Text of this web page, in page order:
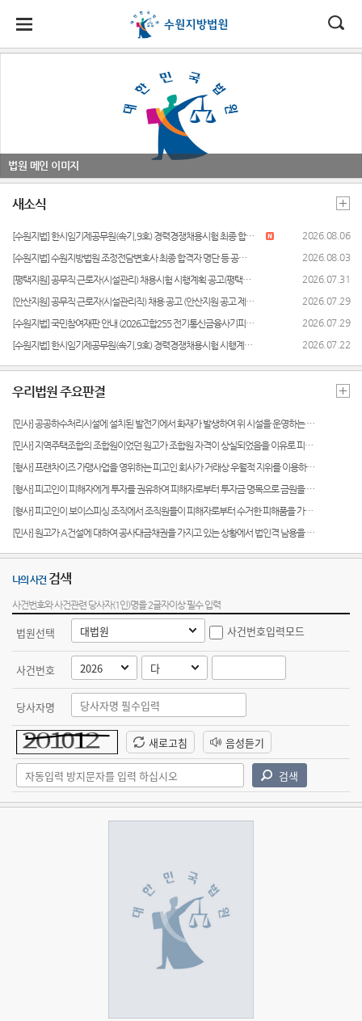
인사말
전화번
호
재판개
정 및
내
역
원
등기과/
소
청사안
내
보안검
색
찾아오
시는길
원
원
평택지
원
안산지
원
안양지
원
우리법
원 주요
스
사이버
홍보관
법원게
시판
Club
행정예
합적 사
법
지원 -
사법접
근센터
민원안
내
자주묻
는질문
유관기
관안내
민사조
조절차
생활 속
의 계약
서
첨부서
류
재판기
록열람
복사예
약
판결서
공신청
판결서
열람
각급법
원안내
칭찬합
여 재판
안내
법원견
학
정보공
개
부조리
신고센
온라인
방청 신
청
증인지
원관 제
청렴(부
패방지)
관련 제
도
법원 메인 이미지
새소식
[수원지법] 한시임기제공무원(속기,9호) 경력경쟁채용시험 최종 합격자 발표 공고(수원지방법원 공고 제2026-15호)
2026.08.06
[수원지법] 수원지방법원 조정전담변호사 최종 합격자 명단 등 공고(안) (수원지방법원 공고 제2026-12호)
2026.08.03
[평택지원] 공무직 근로자(시설관리) 채용시험 시행계획 공고(평택지원 2026-2호)
2026.07.31
[안산지원] 공무직 근로자(시설관리직) 채용 공고 (안산지원 공고 제2026-5호)
2026.07.29
[수원지법] 국민참여재판 안내 (2026고합255 전기통신금융사기피해방지및피해금환급에관한특별법위반)
2026.07.29
[수원지법] 한시임기제공무원(속기,9호) 경력경쟁채용시험 시행계획 공고(수원지방법원 공고 제2026 - 11호)
2026.07.22
우리법원 주요판결
[민사] 공공하수처리시설에 설치된 발전기에서 화재가 발생하여 위 시설을 운영하는 지방자치단체에 피해가 발생한 사안에서, 지방자치단체와 위 시설 관리대행계약을 체결한 A, B 업체 및 발전기를 납품한 C 업체의 과실이 경합하여 화재가 발생하였다고 보아 A, B, C 업체의 공동불법행위책임을 인정한 사례(수원지방법원 여주지원 2024가합10449)
[민사] 지역주택조합의 조합원이었던 원고가 조합원 자격이 상실되었음을 이유로 피고 지역주택조합을 상대로 기존에 납부한 조합원 분담금의 반환을 청구한 사안에서 원고의 청구를 일부 인용한 사례(수원지방법원 2025가합11739)
[형사] 프랜차이즈 가맹사업을 영위하는 피고인 회사가 거래상 우월적 지위를 이용하여 식용유 유통업체로 하여금 공급 마진 없이 식용유를 판매하도록 한 사안에서 피고인 회사에게 벌금 8,000만 원을 선고한 사례(수원지방법원 성남지원 2026고단491)
[형사] 피고인이 피해자에게 투자를 권유하여 피해자로부터 투자금 명목으로 금원을 송금 받은 후 그 중 일부를 반환하지 아니하고 있던 중, 피해자가 반환받지 못한 나머지 투자금을 청구금액으로 하여 피고인 소유의 부동산을 가압류하였는데, 피고인이 피해자에게 가압류를 해지해주면 나머지 투자금을 반환하겠다고 거짓말하여 피해자로 하여금 위 가압류를 해지하도록 한 사안에서, 위 가압류 청구금액 상당의 재산상 이익 편취로 인한 사기죄 성립을 인정한 사례(수원지방법원 2025고단6542)
[형사] 피고인이 보이스피싱 조직에서 조직원들이 피해자로부터 수거한 피해품을 가로채는지, 경찰관이 미행 또는 잠복 중인지 등을 감시하는 ‘감시책’ 역할을 맡기로 공모한 사안에서 피고인의 보이스피싱 범죄에 대한 미필적 고의를 인정한 사례(수원지방법원 2026고합100029)
[민사] 원고가 A건설에 대하여 공사대금채권을 가지고 있는 상황에서 법인격 남용을 주장하며 피고에 대하여 위 공사대금채권의 변제를 구한 사안에서, 피고가 A건설과 별개의 법인격을 가지고 있음을 주장하는 것은 신의성실의 원칙상 허용될 수 없으므로 원고는 A건설과 피고에 대하여 모두 채무의 이행을 청구할 수 있다고 판단한 사례(2025가단515768)
나의 사건 검색
사건번호와 사건관련 당사자(1인)명을 2글자이상 필수 입력
법
마
송
소
개
식
민
정
소